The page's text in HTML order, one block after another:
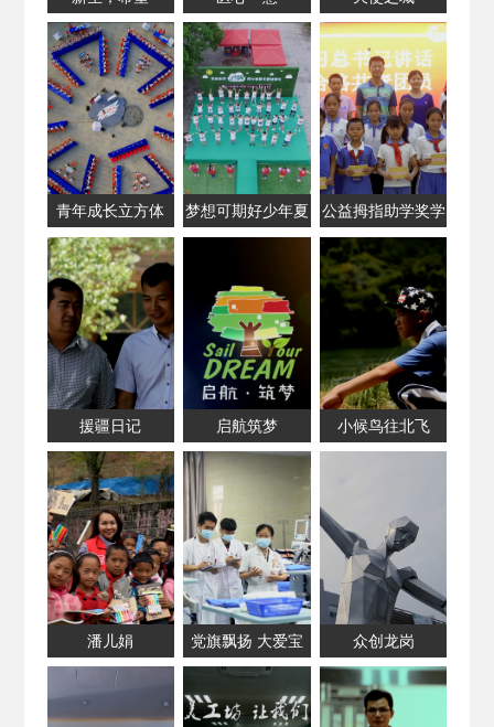
青年成长立方体
梦想可期好少年夏
公益拇指助学奖学
援疆日记 启航筑梦 小候鸟往北飞
潘儿娟
党旗飘扬 大爱宝
兴
众创龙岗